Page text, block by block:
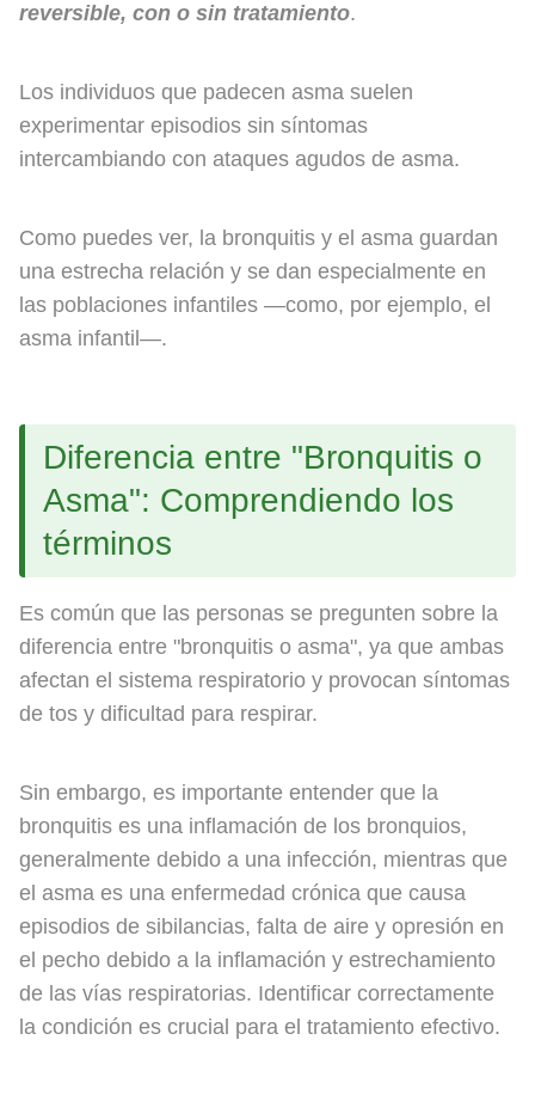
reversible, con o sin tratamiento.
Los individuos que padecen asma suelen
experimentar episodios sin síntomas
intercambiando con ataques agudos de asma.
Como puedes ver, la bronquitis y el asma guardan
una estrecha relación y se dan especialmente en
las poblaciones infantiles —como, por ejemplo, el
asma infantil—.
Diferencia entre "Bronquitis o
Asma": Comprendiendo los
términos
Es común que las personas se pregunten sobre la
diferencia entre "bronquitis o asma", ya que ambas
afectan el sistema respiratorio y provocan síntomas
de tos y dificultad para respirar.
Sin embargo, es importante entender que la
bronquitis es una inflamación de los bronquios,
generalmente debido a una infección, mientras que
el asma es una enfermedad crónica que causa
episodios de sibilancias, falta de aire y opresión en
el pecho debido a la inflamación y estrechamiento
de las vías respiratorias. Identificar correctamente
la condición es crucial para el tratamiento efectivo.